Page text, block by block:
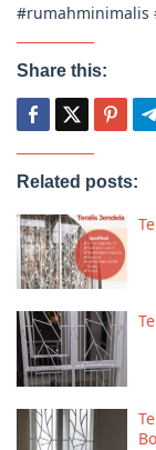
#rumahminimalis
Share this:
Related posts: